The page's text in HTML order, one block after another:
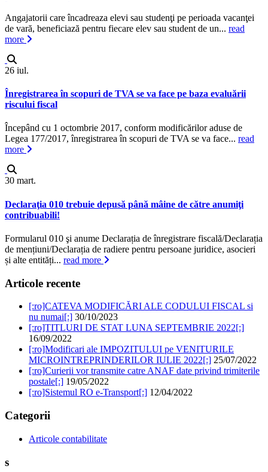
Angajatorii care încadreaza elevi sau studenţi pe perioada vacanţei
de vară, beneficiază pentru fiecare elev sau student de un... read
more
26 iul.
Înregistrarea în scopuri de TVA se va face pe baza evaluării
riscului fiscal
Începând cu 1 octombrie 2017, conform modificărilor aduse de
Legea 177/2017, înregistrarea în scopuri de TVA se va face... read
more
30 mart.
Declaraţia 010 trebuie depusă până mâine de către anumiţi
contribuabili!
Formularul 010 şi anume Declarația de înregistrare fiscală/Declarația
de mențiuni/Declarația de radiere pentru persoane juridice, asocieri
și alte entități... read more
Articole recente
[:ro]CATEVA MODIFICĂRI ALE CODULUI FISCAL si
nu numai[:] 30/10/2023
[:ro]TITLURI DE STAT LUNA SEPTEMBRIE 2022[:]
16/09/2022
[:ro]Modificari ale IMPOZITULUI pe VENITURILE
MICROINTREPRINDERILOR IULIE 2022[:] 25/07/2022
[:ro]Curierii vor transmite catre ANAF date privind trimiterile
postale[:] 19/05/2022
[:ro]Sistemul RO e-Transport[:] 12/04/2022
Categorii
Articole contabilitate
s